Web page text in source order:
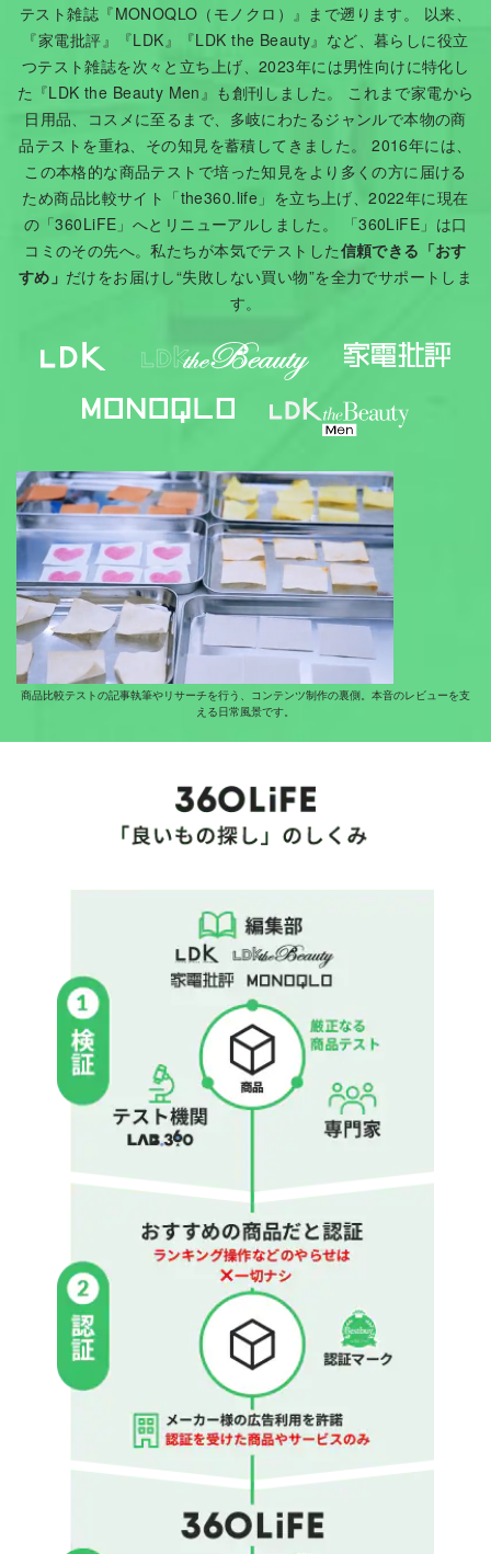
テスト雑誌『MONOQLO（モノクロ）』まで遡ります。 以来、
『家電批評』『LDK』『LDK the Beauty』など、暮らしに役立
つテスト雑誌を次々と立ち上げ、2023年には男性向けに特化し
た『LDK the Beauty Men』も創刊しました。 これまで家電から
日用品、コスメに至るまで、多岐にわたるジャンルで本物の商
品テストを重ね、その知見を蓄積してきました。 2016年には、
この本格的な商品テストで培った知見をより多くの方に届ける
ため商品比較サイト「the360.life」を立ち上げ、2022年に現在
の「360LiFE」へとリニューアルしました。 「360LiFE」は口
コミのその先へ。私たちが本気でテストした信頼できる「おす
すめ」 だけをお届けし“失敗しない買い物”を全力でサポートしま
す。
商品比較テストの記事執筆やリサーチを行う、コンテンツ制作の裏側。本音のレビューを支
える日常風景です。